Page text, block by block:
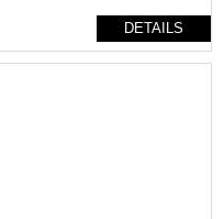
DETAILS